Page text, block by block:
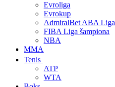
Evroliga
Evrokup
AdmiralBet ABA Liga
FIBA Liga šampiona
NBA
MMA
Tenis
ATP
WTA